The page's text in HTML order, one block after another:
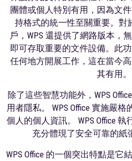
團體或個人特別有用，因為文
持格式的統一性至關重要。對
戶，WPS 還提供了網路版本，
即可存取重要的文件設備。此
任何地方開展工作，這在當今
其有用。
除了這些智慧功能外，WPS
用者隱私。 WPS Office 實施嚴
個人的個人資訊。 WPS Office 執
充分體現了安全可靠的紙
WPS Office 的一個突出特點是它